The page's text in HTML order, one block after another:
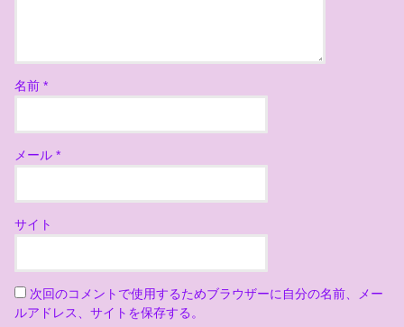
名前*
メール*
サイト
次回のコメントで使用するためブラウザーに自分の名前、メー
ルアドレス、サイトを保存する。